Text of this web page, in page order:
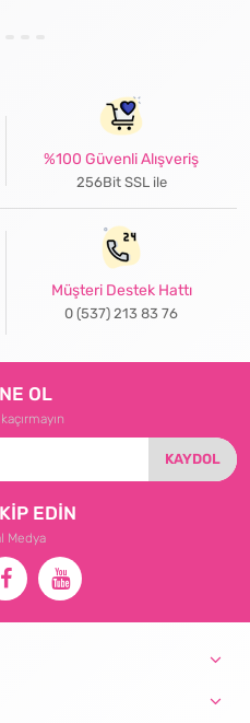
%100 Güvenli Alışveriş
256Bit SSL ile
Müşteri Destek Hattı
0 (537) 213 83 76
OL
KAYDOL
EDİN
Medya